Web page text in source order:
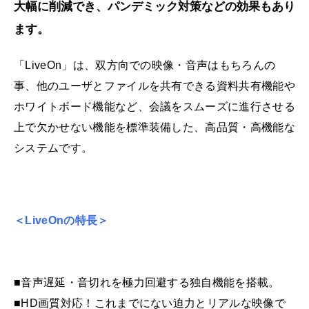
大幅に削減でき、パンデミック対策などの効果もあり
ます。
「LiveOn」は、双方向での映像・音声はもちろんの
事、他のユーザとファイルを共有できる資料共有機能や
ホワイトボード機能など、会議をスムーズに進行させる
上で欠かせない機能を標準装備した、高品質・高機能な
システムです。
＜LiveOnの特長＞
■音声遅延・音切れを極力回避する独自機能を搭載。
■HD画質対応！これまでにない迫力とリアルな映像で